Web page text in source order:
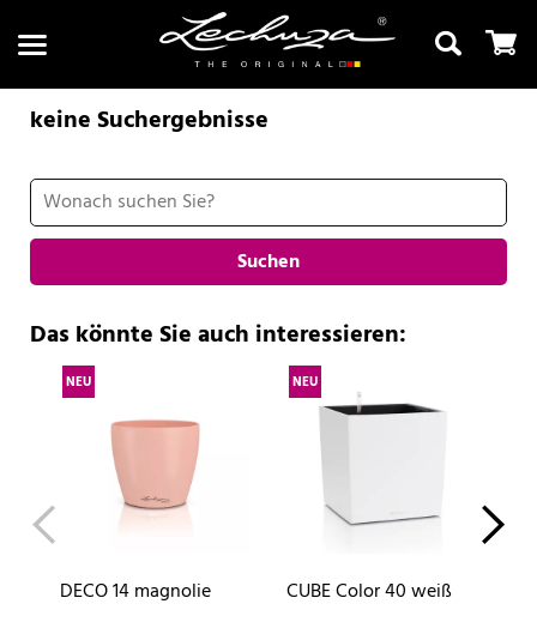
Suchen
keine Suchergebnisse
Suchen
Das könnte Sie auch interessieren:
NEU
DECO 14 magnolie
NEU
CUBE Color 40 weiß